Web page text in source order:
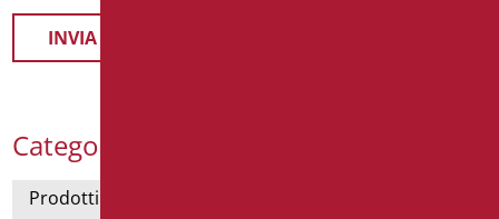
Categorie Prodotti
Prodotti con dichiarazione CAM